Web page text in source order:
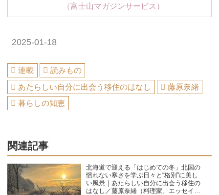
（富士山マガジンサービス）
2025-01-18
連載
読みもの
あたらしい自分に出会う移住のはなし
藤原奈緒
暮らしの知恵
関連記事
北海道で迎える「はじめての冬」北国の
慣れない寒さを学ぶ日々と“格別”に美し
い風景｜あたらしい自分に出会う移住の
はなし／藤原奈緒（料理家、エッセイス